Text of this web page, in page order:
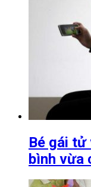
Bé gái tử
bình vừa